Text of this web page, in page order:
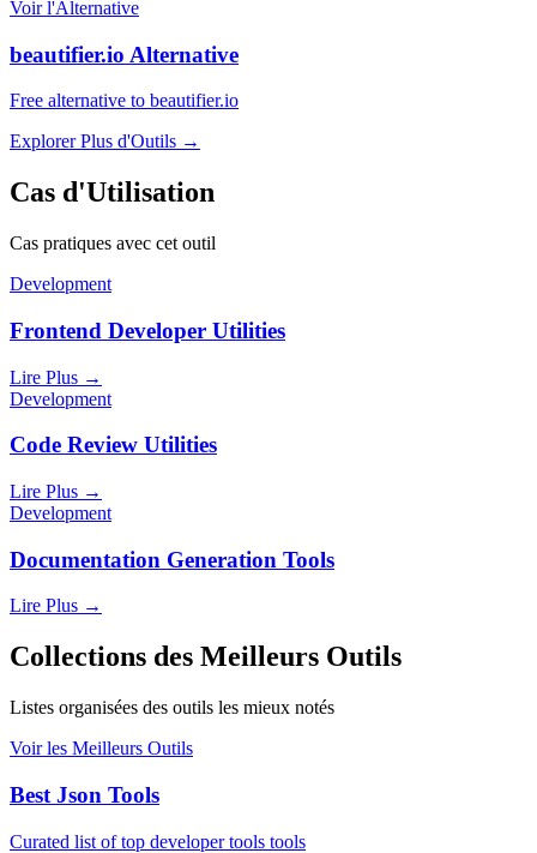
Voir l'Alternative
beautifier.io Alternative
Free alternative to beautifier.io
Explorer Plus d'Outils →
Cas d'Utilisation
Cas pratiques avec cet outil
Development
Frontend Developer Utilities
Lire Plus →
Development
Code Review Utilities
Lire Plus →
Development
Documentation Generation Tools
Lire Plus →
Collections des Meilleurs Outils
Listes organisées des outils les mieux notés
Voir les Meilleurs Outils
Best Json Tools
Curated list of top developer tools tools